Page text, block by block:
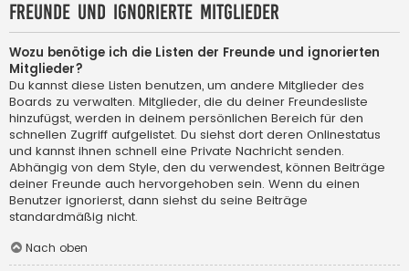
Freunde und ignorierte Mitglieder
Wozu benötige ich die Listen der Freunde und ignorierten
Mitglieder?
Du kannst diese Listen benutzen, um andere Mitglieder des
Boards zu verwalten. Mitglieder, die du deiner Freundesliste
hinzufügst, werden in deinem persönlichen Bereich für den
schnellen Zugriff aufgelistet. Du siehst dort deren Onlinestatus
und kannst ihnen schnell eine Private Nachricht senden.
Abhängig von dem Style, den du verwendest, können Beiträge
deiner Freunde auch hervorgehoben sein. Wenn du einen
Benutzer ignorierst, dann siehst du seine Beiträge
standardmäßig nicht.
Nach oben